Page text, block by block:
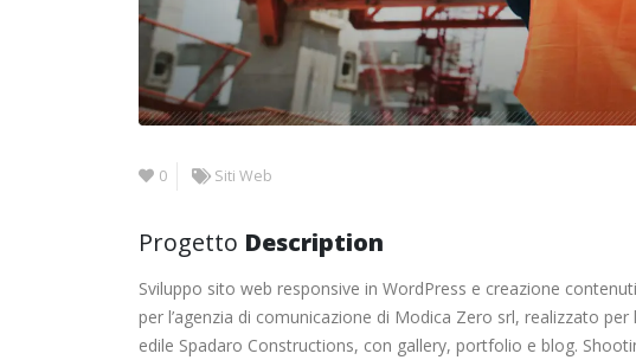
0 Siti Web
Progetto Description
Sviluppo sito web responsive in WordPress e creazione
per l’agenzia di comunicazione di Modica Zero srl, realizzato per
edile Spadaro Constructions, con gallery, portfolio e blog.